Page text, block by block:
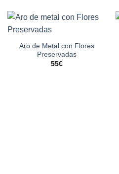
Aro de Metal con Flores
Preservadas
55€